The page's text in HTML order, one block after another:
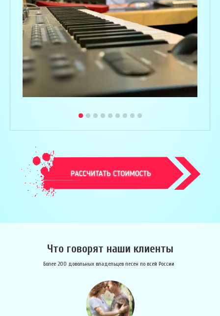
Что говорят наши клиенты
Более 200 довольных владельцев песен по всей России